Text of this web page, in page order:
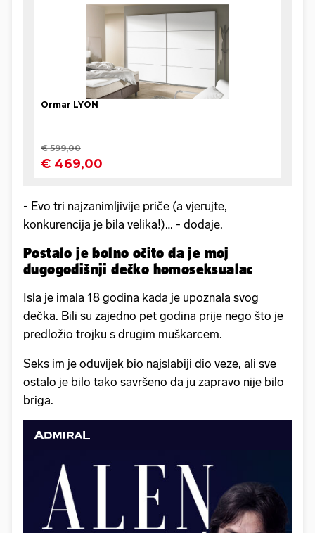
- Evo tri najzanimljivije priče (a vjerujte,
konkurencija je bila velika!)… - dodaje.
Postalo je bolno očito da je moj
dugogodišnji dečko homoseksualac
Isla je imala 18 godina kada je upoznala svog
dečka. Bili su zajedno pet godina prije nego što je
predložio trojku s drugim muškarcem.
Seks im je oduvijek bio najslabiji dio veze, ali sve
ostalo je bilo tako savršeno da ju zapravo nije bilo
briga.